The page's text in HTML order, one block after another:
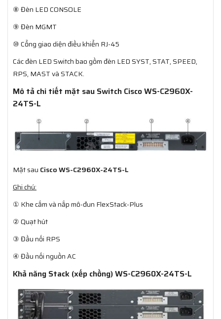
⑧ Đèn LED CONSOLE
⑨ Đèn MGMT
⑩ Cổng giao diện điều khiển RJ-45
Các đèn LED Switch bao gồm đèn LED SYST, STAT, SPEED,
RPS, MAST và STACK.
Mô tả chi tiết mặt sau Switch Cisco WS-C2960X-
24TS-L
Mặt sau Cisco WS-C2960X-24TS-L​
Ghi chú:
① Khe cắm và nắp mô-đun FlexStack-Plus
② Quạt hút
③ Đầu nối RPS
④ Đầu nối nguồn AC
Khả năng Stack (xếp chồng) WS-C2960X-24TS-L